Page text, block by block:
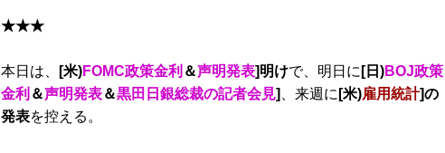
★★★
本日は、 [米)FOMC政策金利 ＆声明発表]明けで、明日に [日)BOJ政策
金利 ＆声明発表＆黒田日銀総裁の記者会見] 、来週に [米)雇用統計]の
発表を控える。